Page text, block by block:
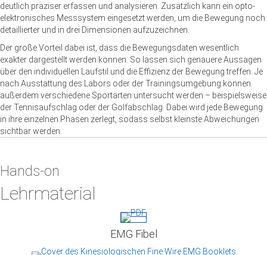
deutlich präziser erfassen und analysieren. Zusätzlich kann ein opto-
elektronisches Messsystem eingesetzt werden, um die Bewegung noch
detaillierter und in drei Dimensionen aufzuzeichnen.
Der große Vorteil dabei ist, dass die Bewegungsdaten wesentlich
exakter dargestellt werden können. So lassen sich genauere Aussagen
über den individuellen Laufstil und die Effizienz der Bewegung treffen. Je
nach Ausstattung des Labors oder der Trainingsumgebung können
außerdem verschiedene Sportarten untersucht werden – beispielsweise
der Tennisaufschlag oder der Golfabschlag. Dabei wird jede Bewegung
in ihre einzelnen Phasen zerlegt, sodass selbst kleinste Abweichungen
sichtbar werden.
Hands-on​
Lehrmaterial
EMG Fibel